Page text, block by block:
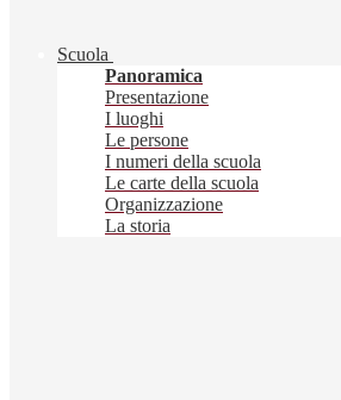
Scuola
Panoramica
Presentazione
I luoghi
Le persone
I numeri della scuola
Le carte della scuola
Organizzazione
La storia